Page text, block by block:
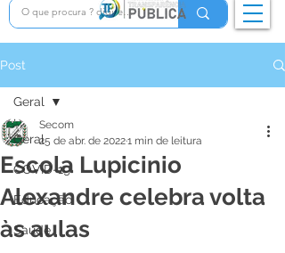
Post
Geral
COVID-19
Educação
Saúde
Geral
Escola Lupicinio
Alexandre celebra volta
às aulas
Secom
25 de abr. de 20221 min de leitura